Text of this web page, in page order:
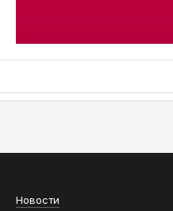
Новости